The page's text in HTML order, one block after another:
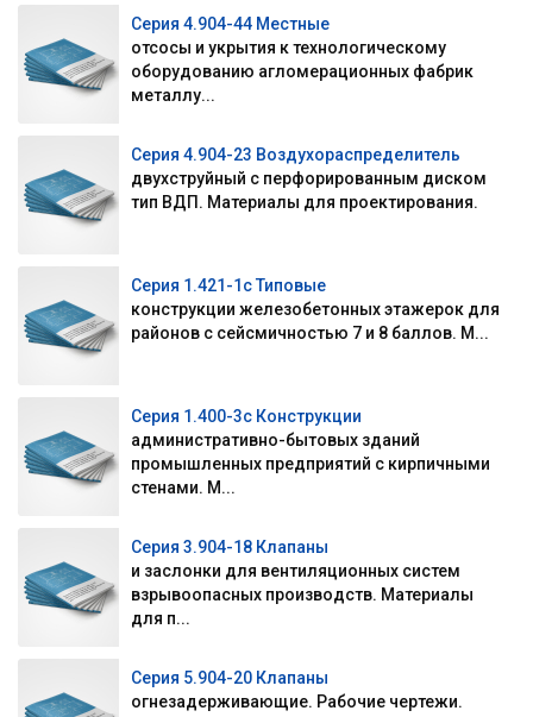
Серия 4.904-44 Местные
отсосы и укрытия к технологическому
оборудованию агломерационных фабрик
металлу...
Серия 4.904-23 Воздухораспределитель
двухструйный с перфорированным диском
тип ВДП. Материалы для проектирования.
Серия 1.421-1с Типовые
конструкции железобетонных этажерок для
районов с сейсмичностью 7 и 8 баллов. М...
Серия 1.400-3с Конструкции
административно-бытовых зданий
промышленных предприятий с кирпичными
стенами. М...
Серия 3.904-18 Клапаны
и заслонки для вентиляционных систем
взрывоопасных производств. Материалы
для п...
Серия 5.904-20 Клапаны
огнезадерживающие. Рабочие чертежи.